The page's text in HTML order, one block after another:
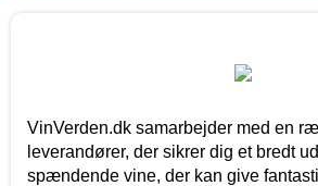
VinVerden.dk samarbejder med en
leverandører, der sikrer dig et bredt
spændende vine, der kan give